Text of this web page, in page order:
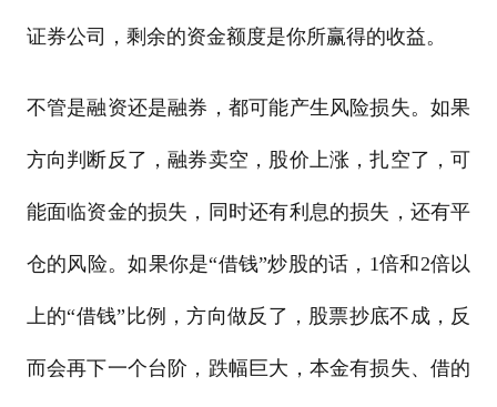
证券公司，剩余的资金额度是你所赢得的收益。
不管是融资还是融券，都可能产生风险损失。如果
方向判断反了，融券卖空，股价上涨，扎空了，可
能面临资金的损失，同时还有利息的损失，还有平
仓的风险。如果你是“借钱”炒股的话，1倍和2倍以
上的“借钱”比例，方向做反了，股票抄底不成，反
而会再下一个台阶，跌幅巨大，本金有损失、借的